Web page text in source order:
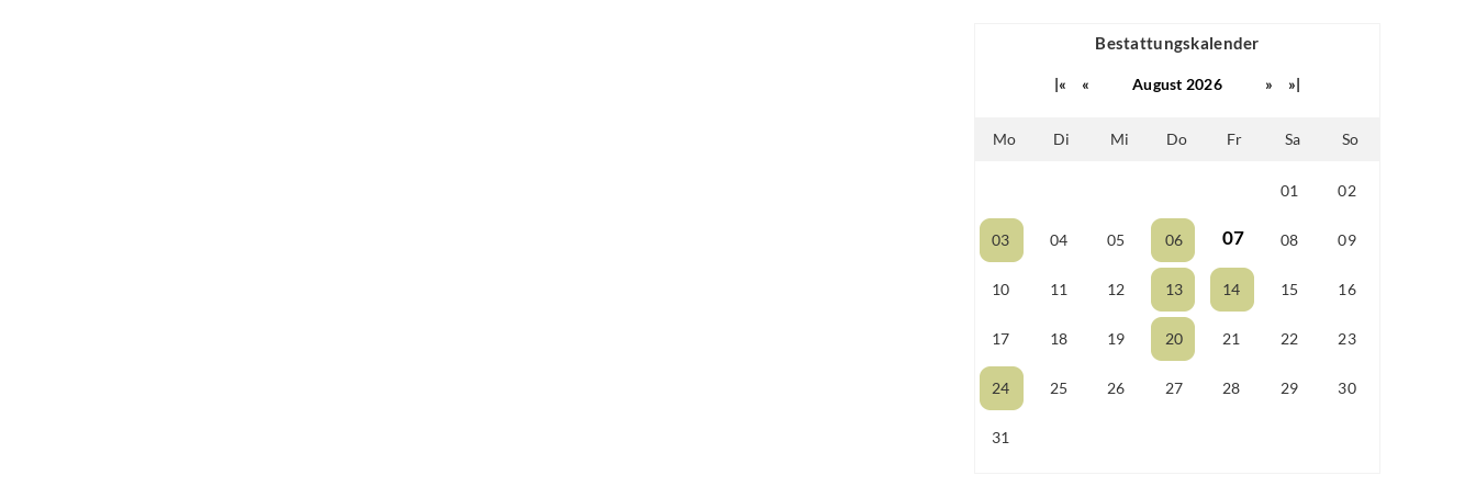
Bestattungskalender
|« « August 2026 » »|
Mo Di Mi Do Fr Sa So
01 02
03 04 05 06 07 08 09
10 11 12 13 14 15 16
17 18 19 20 21 22 23
24 25 26 27 28 29 30
31